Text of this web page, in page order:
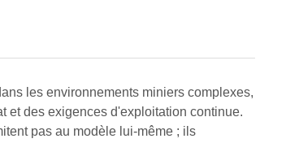
les environnements miniers complexes,
et des exigences d'exploitation continue.
pas au modèle lui-même ; ils